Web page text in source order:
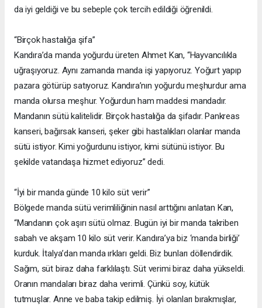
da iyi geldiği ve bu sebeple çok tercih edildiği öğrenildi.
“Birçok hastalığa şifa”
Kandıra’da manda yoğurdu üreten Ahmet Kan, “Hayvancılıkla
uğraşıyoruz. Aynı zamanda manda işi yapıyoruz. Yoğurt yapıp
pazara götürüp satıyoruz. Kandıra’nın yoğurdu meşhurdur ama
manda olursa meşhur. Yoğurdun ham maddesi mandadır.
Mandanın sütü kalitelidir. Birçok hastalığa da şifadır. Pankreas
kanseri, bağırsak kanseri, şeker gibi hastalıkları olanlar manda
sütü istiyor. Kimi yoğurdunu istiyor, kimi sütünü istiyor. Bu
şekilde vatandaşa hizmet ediyoruz” dedi.
“İyi bir manda günde 10 kilo süt verir”
Bölgede manda sütü verimliliğinin nasıl arttığını anlatan Kan,
“Mandanın çok aşırı sütü olmaz. Bugün iyi bir manda takriben
sabah ve akşam 10 kilo süt verir. Kandıra’ya biz ‘manda birliği’
kurduk. İtalya’dan manda ırkları geldi. Biz bunları döllendirdik.
Sağım, süt biraz daha farklılaştı. Süt verimi biraz daha yükseldi.
Oranın mandaları biraz daha verimli. Çünkü soy, kütük
tutmuşlar. Anne ve baba takip edilmiş. İyi olanları bırakmışlar,